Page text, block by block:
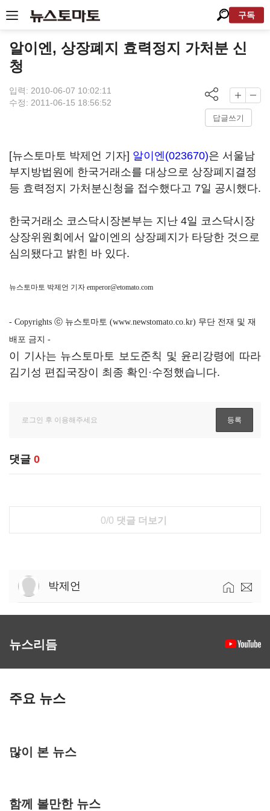
구독
알이엔, 상장폐지 효력정지 가처분 신
청
입력: 2010-06-07 10:02:11
수정: 2011-06-15 18:56:52
답글쓰기
[뉴스토마토 박제언 기자] 알이엔(023670)은 서울남
부지방법원에 한국거래소를 대상으로 상장폐지결정
등 효력정지 가처분신청을 접수했다고 7일 공시했다.
한국거래소 코스닥시장본부는 지난 4일 코스닥시장
상장위원회에서 알이엔의 상장폐지가 타당한 것으로
심의됐다고 밝힌 바 있다.
뉴스토마토 박제언 기자 emperor@etomato.com
- Copyrights ⓒ 뉴스토마토 (www.newstomato.co.kr) 무단 전재 및 재
배포 금지 -
이 기사는 뉴스토마토 보도준칙 및 윤리강령에 따라
김기성 편집국장이 최종 확인·수정했습니다.
댓글 0
0/0 댓글 더보기
박제언
뉴스리듬
주요 뉴스
많이 본 뉴스
함께 볼만한 뉴스